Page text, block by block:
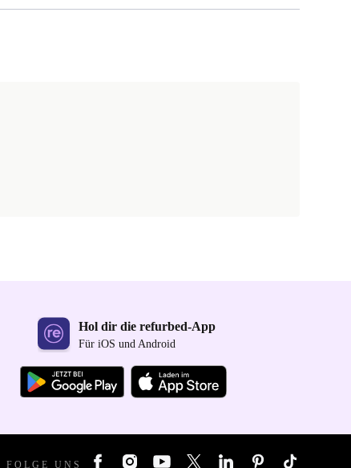
Hol dir die refurbed-App
Für iOS und Android
FOLGE UNS